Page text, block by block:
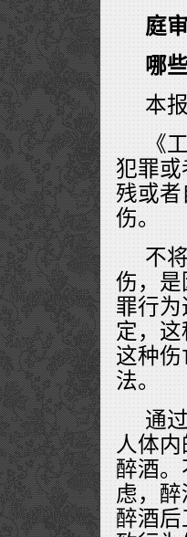
庭
哪
本
《
犯罪
残或
伤。
不
伤，是
罪行
定，
这种
法。
通
人体
醉酒
虑，
醉酒